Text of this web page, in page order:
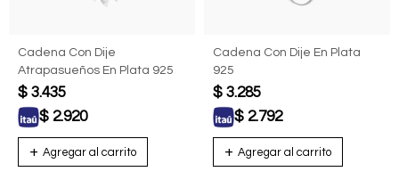
Cadena Con Dije
Atrapasueños En Plata 925
$ 3.435
$ 2.920
Cadena Con Dije En Plata
925
$ 3.285
$ 2.792